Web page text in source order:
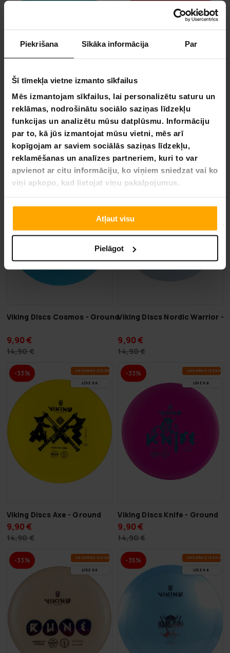
Piekrišana Sīkāka informācija Par
Šī tīmekļa vietne izmanto sīkfailus
Mēs izmantojam sīkfailus, lai personalizētu saturu un
reklāmas, nodrošinātu sociālo saziņas līdzekļu
funkcijas un analizētu mūsu datplūsmu. Informāciju
par to, kā jūs izmantojat mūsu vietni, mēs arī
kopīgojam ar saviem sociālās saziņas līdzekļu,
reklamēšanas un analīzes partneriem, kuri to var
apvienot ar citu informāciju, ko viņiem sniedzat vai ko
viņi apkopo, kad lietojat viņu pakalpojumus.
Atļaut visu
Pielāgot
Viking Discs Rune - Storm
11,90 €
17,90 €
Viking Discs Ragnarok -
9,90 €
14,90 €
-33% VA­SA­RAS IZ­SKA­ŅA
LĪDZ 9.8.
Viking Discs Cosmos - Ground
9,90 €
14,90 €
-33% VA­SA­RAS IZ­SKA­ŅA
Viking Discs Nordic Warrior -
9,90 €
14,90 €
-33% VA­SA­RAS IZ­SKA­ŅA
LĪDZ 9.8.
Viking Discs Axe - Ground
9,90 €
14,90 €
-33% VA­SA­RAS IZ­SKA­ŅA
LĪDZ 9.8.
Viking Discs Knife - Ground
9,90 €
14,90 €
-33% VA­SA­RAS IZ­SKA­ŅA
LĪDZ 9.8.
-35% VA­SA­RAS IZ­SKA­ŅA
LĪDZ 9.8.